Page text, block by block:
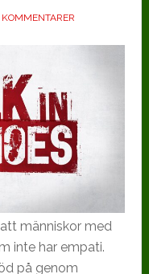
KOMMENTARER
människor med
inte har empati.
på genom